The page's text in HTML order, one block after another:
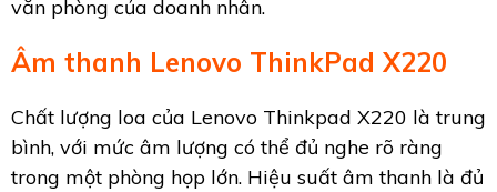
văn phòng của doanh nhân.
Âm thanh Lenovo ThinkPad X220
Chất lượng loa của Lenovo Thinkpad X220 là trung
bình, với mức âm lượng có thể đủ nghe rõ ràng
trong một phòng họp lớn. Hiệu suất âm thanh là đủ